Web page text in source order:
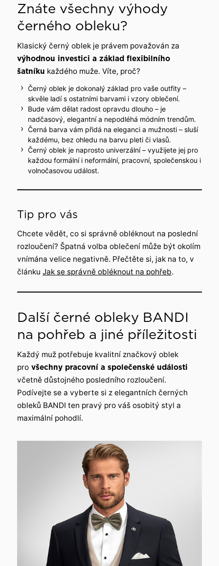
Znáte všechny výhody
černého obleku?
Klasický černý oblek je právem považován za
výhodnou investici a základ flexibilního
šatníku každého muže. Víte, proč?
Černý oblek je dokonalý základ pro vaše outfity –
skvěle ladí s ostatními barvami i vzory oblečení.
Bude vám dělat radost opravdu dlouho – je
nadčasový, elegantní a nepodléhá módním trendům.
Černá barva vám přidá na eleganci a mužnosti – sluší
každému, bez ohledu na barvu pleti či vlasů.
Černý oblek je naprosto univerzální – využijete jej pro
každou formální i neformální, pracovní, společenskou i
volnočasovou událost.
Tip pro vás
Chcete vědět, co si správně obléknout na poslední
rozloučení? Špatná volba oblečení může být okolím
vnímána velice negativně. Přečtěte si, jak na to, v
článku Jak se správně obléknout na pohřeb.
Další černé obleky BANDI
na pohřeb a jiné příležitosti
Každý muž potřebuje kvalitní značkový oblek
pro všechny pracovní a společenské události
včetně důstojného posledního rozloučení.
Podívejte se a vyberte si z elegantních černých
obleků BANDI ten pravý pro váš osobitý styl a
maximální pohodlí.